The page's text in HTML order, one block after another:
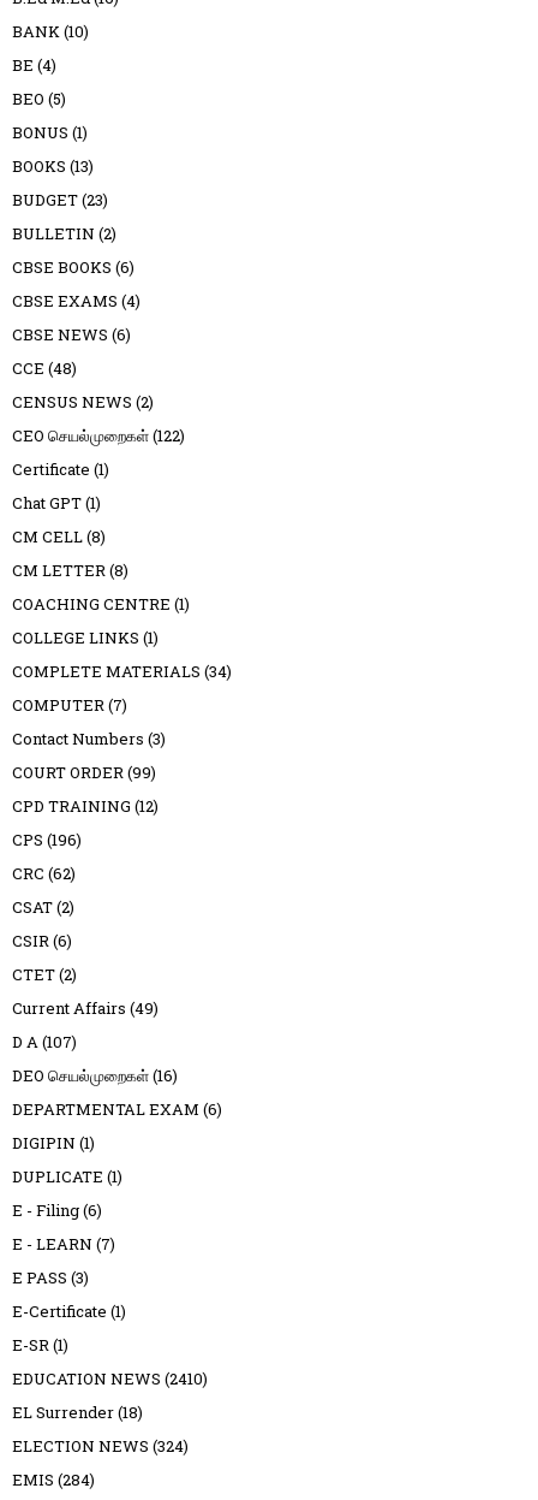
BANK(10)
BE (4)
BEO (5)
BONUS (1)
BOOKS (13)
BUDGET(23)
BULLETIN (2)
CBSE BOOKS (6)
CBSE EXAMS (4)
CBSE NEWS (6)
CCE (48)
CENSUS NEWS (2)
CEO செயல்முறைகள்(122)
Certificate (1)
Chat GPT(1)
CM CELL(8)
CM LETTER(8)
COACHING CENTRE (1)
COLLEGE LINKS (1)
COMPLETE MATERIALS (34)
COMPUTER(7)
Contact Numbers (3)
COURT ORDER(99)
CPD TRAINING (12)
CPS (196)
CRC (62)
CSAT(2)
CSIR(6)
CTET(2)
Current Affairs (49)
D A(107)
DEO செயல்முறைகள்(16)
DEPARTMENTAL EXAM (6)
DIGIPIN (1)
DUPLICATE (1)
E - Filing(6)
E - LEARN (7)
E PASS (3)
E-Certificate (1)
E-SR(1)
EDUCATION NEWS (2410)
EL Surrender(18)
ELECTION NEWS (324)
EMIS (284)